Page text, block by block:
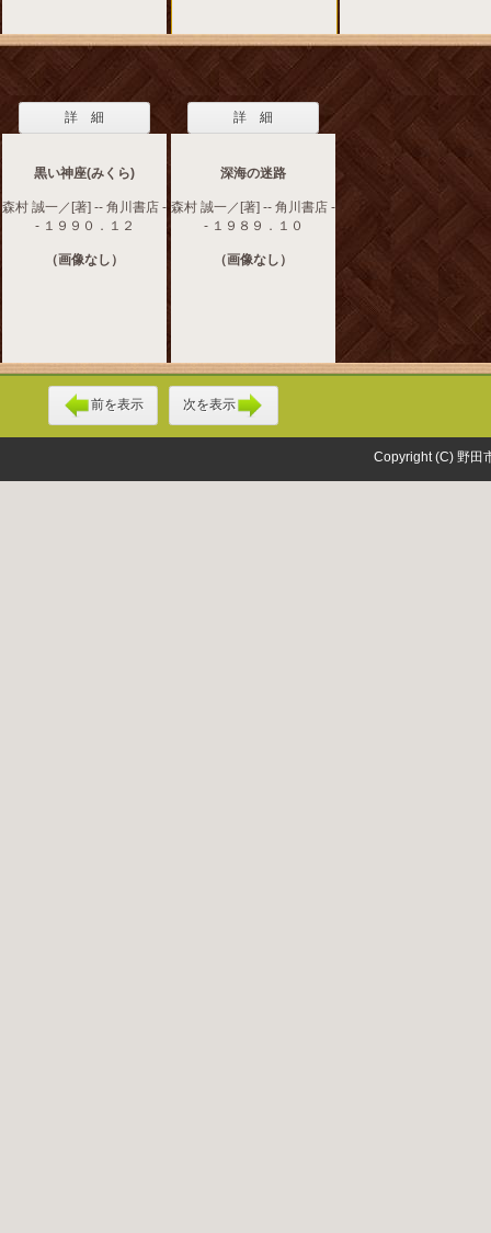
詳 細
黒い神座(みくら)
森村 誠一／[著] -- 角川書店 -
- １９９０．１２
（画像なし）
詳 細
深海の迷路
森村 誠一／[著] -- 角川書店 -
- １９８９．１０
（画像なし）
前を表示 次を表示
Copyright (C) 野田